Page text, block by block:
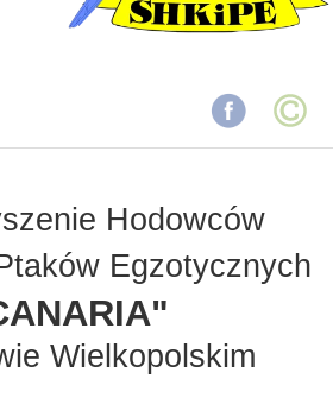
Hodowców
Egzotycznych
Wielkopolskim